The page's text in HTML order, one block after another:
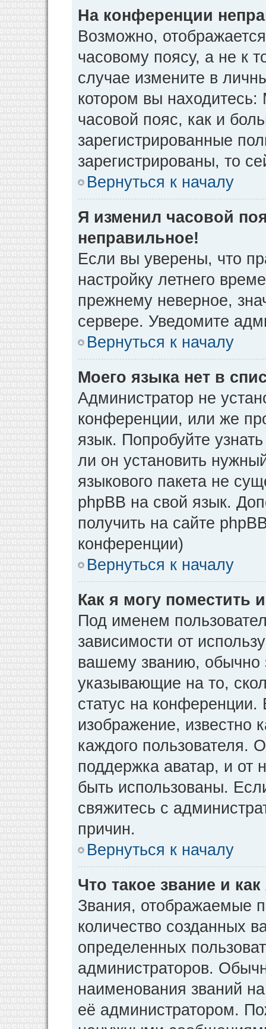
На конференции
Возможно,
часовому поясу, а не к
случае измените в
котором вы находитесь:
часовой пояс, как и
зарегистрированные
зарегистрированы, то
Вернуться к началу
Я изменил часовой
неправильное!
Если вы уверены, что
настройку летнего
прежнему неверное,
сервере. Уведомите
Вернуться к началу
Моего языка нет в
Администратор не
конференции, или же
язык. Попробуйте
ли он установить
языкового пакета не
phpBB на свой язык.
получить на сайте
конференции)
Вернуться к началу
Как я могу поместить
Под именем
зависимости от
вашему званию, обычно
указывающие на то,
статус на
изображение, известно
каждого пользователя.
поддержка аватар, и от
быть использованы.
свяжитесь с
причин.
Вернуться к началу
Что такое звание и
Звания, отображаемые
количество созданных
определенных
администраторов.
наименования званий
её администратором.